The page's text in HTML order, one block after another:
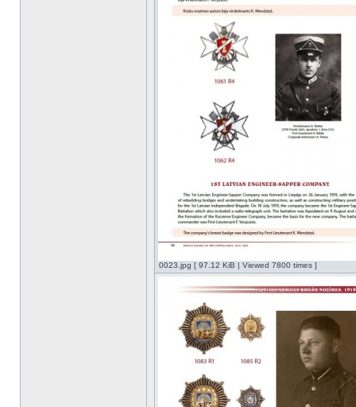
0023.jpg [ 97.12 KiB | Viewed 7800 times ]